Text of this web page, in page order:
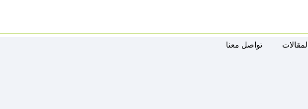
المقالات تواصل معنا